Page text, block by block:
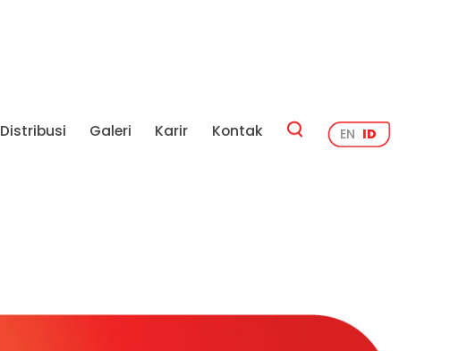
Distribusi Galeri Karir Kontak EN ID